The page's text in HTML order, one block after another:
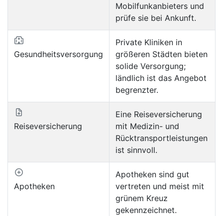
Mobilfunkanbieters und
prüfe sie bei Ankunft.
Gesundheitsversorgung
Private Kliniken in
größeren Städten bieten
solide Versorgung;
ländlich ist das Angebot
begrenzter.
Reiseversicherung
Eine Reiseversicherung
mit Medizin- und
Rücktransportleistungen
ist sinnvoll.
Apotheken
Apotheken sind gut
vertreten und meist mit
grünem Kreuz
gekennzeichnet.